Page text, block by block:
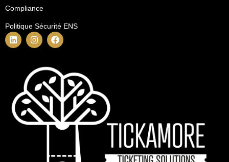
Compliance
Politique Sécurité ENS